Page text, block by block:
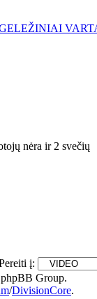
nėra ir 2 svečių
į:
Group.
/DivisionCore.